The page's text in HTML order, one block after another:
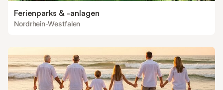
Ferienparks & -anlagen
Nordrhein-Westfalen